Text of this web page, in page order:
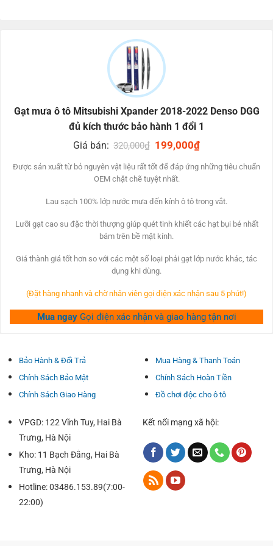
HƯỚNG DẪN LẮP ĐẶT GẠT MƯA MITSUBISHI
XPANDER 2018-2022
Tháo gạt nước cũ ra bằng phương pháp mở mang
bên trên đề nghị gạt.
Lắp chổi gạt nước thế hệ vào theo phía mũi thương
hiệu trên gạt mưa.
Đóng chốt gạt nước.
Gạt mưa ô tô Mitsubishi Xpander 2018-2022 Denso DGG
đủ kích thước bảo hành 1 đổi 1
Giá bán: 320,000₫ Original
was:
320,000₫.
199,000₫Current
is:
Được sản xuất từ bỏ ​​nguyên vật liệu rất tốt để đáp ứng những tiêu chuẩn
OEM chặt chẽ tuyệt nhất.
Lau sạch 100% lớp nước mưa đến kính ô tô trong vắt.
Lưỡi gạt cao su đặc thời thượng giúp quét tinh khiết các hạt bụi bé nhất
bám trên bề mặt kính.
Giá thành giá tốt hơn so với các một số loại phải gạt lớp nước khác, tác
dụng khi dùng.
(Đặt hàng nhanh và chờ nhân viên gọi điện xác nhận sau 5 phút!)
Mua ngay Gọi điện xác nhận và giao hàng tận nơi
Bảo Hành & Đổi Trả
Chính Sách Bảo Mật
Chính Sách Giao Hàng
Mua Hàng & Thanh Toán
Chính Sách Hoàn Tiền
Đồ chơi độc cho ô tô
VPGD: 122 Vĩnh Tuy, Hai Bà
Trưng, Hà Nội
Kho: 11 Bạch Đằng, Hai Bà
Trưng, Hà Nội
Hotline: 03486.153.89(7:00-
22:00)
Kết nối mạng xã hội: